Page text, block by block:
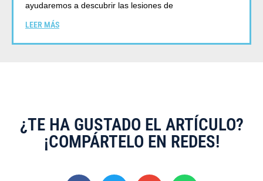
ayudaremos a descubrir las lesiones de
LEER MÁS
¿TE HA GUSTADO EL ARTÍCULO?
¡COMPÁRTELO EN REDES!